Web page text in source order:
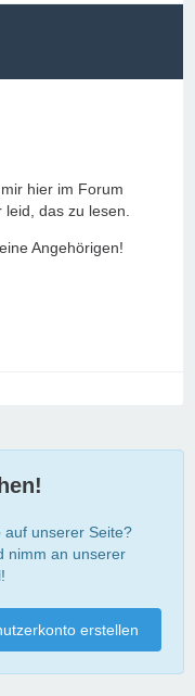
hier im Forum
das zu lesen.
Angehörigen!
auf unserer Seite?
nimm an unserer
erstellen